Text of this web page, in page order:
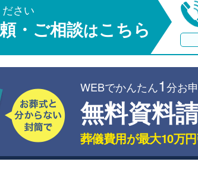
さい
・ご相談はこちら
WEBでかんたん1分お
無料資料
葬儀費用が最大10万